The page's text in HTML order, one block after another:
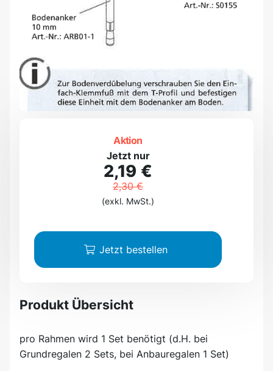
Aktion
Jetzt nur
2,19 €
2,30 €
(exkl. MwSt.)
Jetzt bestellen
Produkt Übersicht
pro Rahmen wird 1 Set benötigt (d.H. bei
Grundregalen 2 Sets, bei Anbauregalen 1 Set)